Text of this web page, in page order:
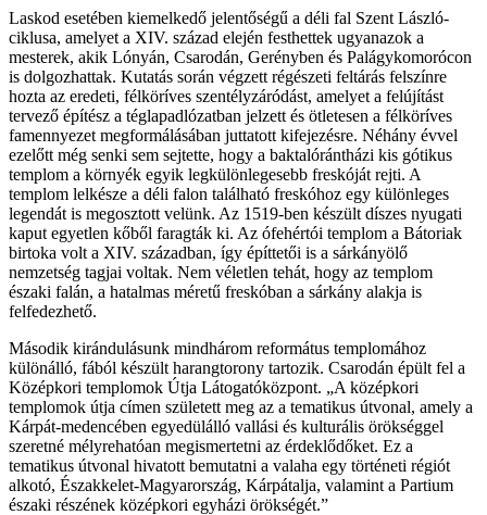
Laskod esetében kiemelkedő jelentőségű a déli fal Szent László-
ciklusa, amelyet a XIV. század elején festhettek ugyanazok a
mesterek, akik Lónyán, Csarodán, Gerényben és Palágykomorócon
is dolgozhattak. Kutatás során végzett régészeti feltárás felszínre
hozta az eredeti, félköríves szentélyzáródást, amelyet a felújítást
tervező építész a téglapadlózatban jelzett és ötletesen a félköríves
famennyezet megformálásában juttatott kifejezésre. Néhány évvel
ezelőtt még senki sem sejtette, hogy a baktalórántházi kis gótikus
templom a környék egyik legkülönlegesebb freskóját rejti. A
templom lelkésze a déli falon található freskóhoz egy különleges
legendát is megosztott velünk. Az 1519-ben készült díszes nyugati
kaput egyetlen kőből faragták ki. Az ófehértói templom a Bátoriak
birtoka volt a XIV. században, így építtetői is a sárkányölő
nemzetség tagjai voltak. Nem véletlen tehát, hogy az templom
északi falán, a hatalmas méretű freskóban a sárkány alakja is
felfedezhető.
Második kirándulásunk mindhárom református templomához
különálló, fából készült harangtorony tartozik. Csarodán épült fel a
Középkori templomok Útja Látogatóközpont. „A középkori
templomok útja címen született meg az a tematikus útvonal, amely a
Kárpát-medencében egyedülálló vallási és kulturális örökséggel
szeretné mélyrehatóan megismertetni az érdeklődőket. Ez a
tematikus útvonal hivatott bemutatni a valaha egy történeti régiót
alkotó, Északkelet-Magyarország, Kárpátalja, valamint a Partium
északi részének középkori egyházi örökségét.”